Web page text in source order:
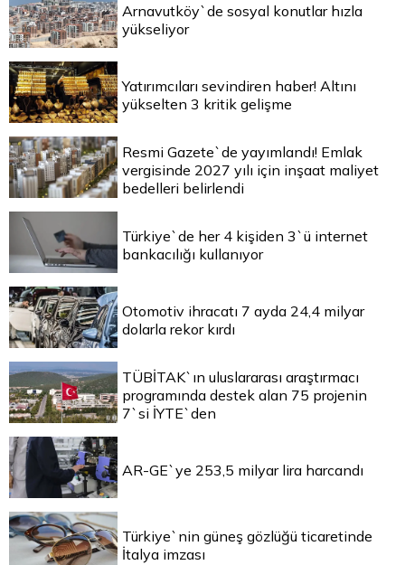
Arnavutköy`de sosyal konutlar hızla
yükseliyor
Yatırımcıları sevindiren haber! Altını
yükselten 3 kritik gelişme
Resmi Gazete`de yayımlandı! Emlak
vergisinde 2027 yılı için inşaat maliyet
bedelleri belirlendi
Türkiye`de her 4 kişiden 3`ü internet
bankacılığı kullanıyor
Otomotiv ihracatı 7 ayda 24,4 milyar
dolarla rekor kırdı
TÜBİTAK`ın uluslararası araştırmacı
programında destek alan 75 projenin
7`si İYTE`den
AR-GE`ye 253,5 milyar lira harcandı
Türkiye`nin güneş gözlüğü ticaretinde
İtalya imzası